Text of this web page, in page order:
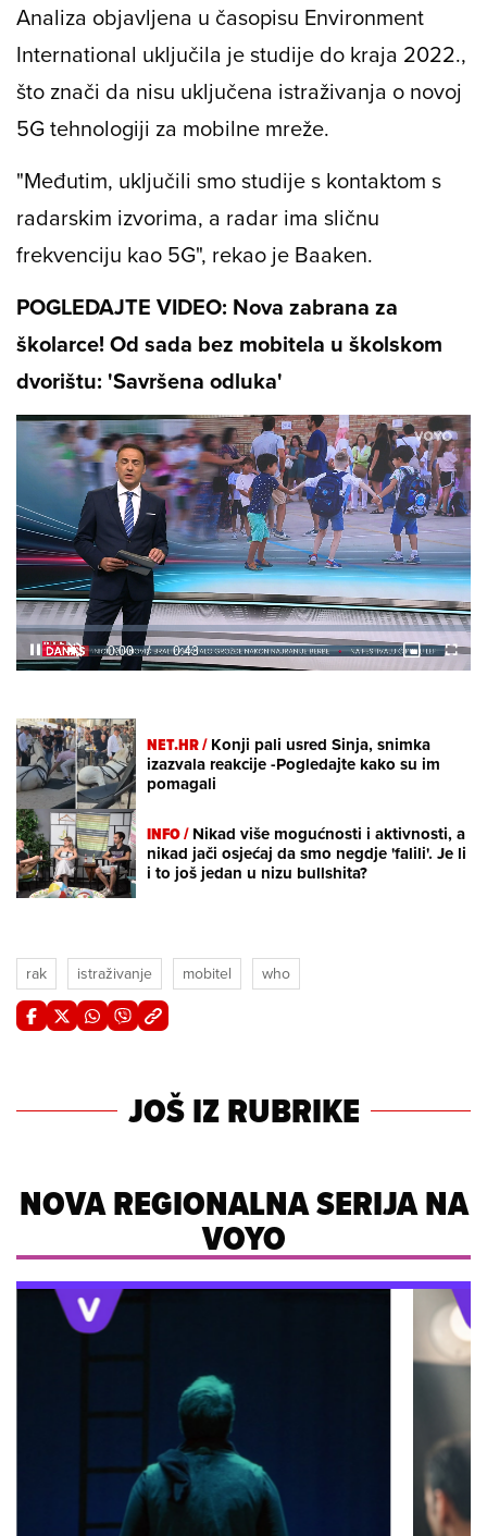
Analiza objavljena u časopisu Environment
International uključila je studije do kraja 2022.,
što znači da nisu uključena istraživanja o novoj
5G tehnologiji za mobilne mreže.
"Međutim, uključili smo studije s kontaktom s
radarskim izvorima, a radar ima sličnu
frekvenciju kao 5G", rekao je Baaken.
POGLEDAJTE VIDEO: Nova zabrana za
školarce! Od sada bez mobitela u školskom
dvorištu: 'Savršena odluka'
Unmute /
Loaded:
32.14%
NET.HR /Konji pali usred Sinja, snimka
izazvala reakcije -Pogledajte kako su im
pomagali
INFO /Nikad više mogućnosti i aktivnosti, a
nikad jači osjećaj da smo negdje 'falili'. Je li
i to još jedan u nizu bullshita?
rak istraživanje mobitel who
JOŠ IZ RUBRIKE
NOVA REGIONALNA SERIJA NA
VOYO